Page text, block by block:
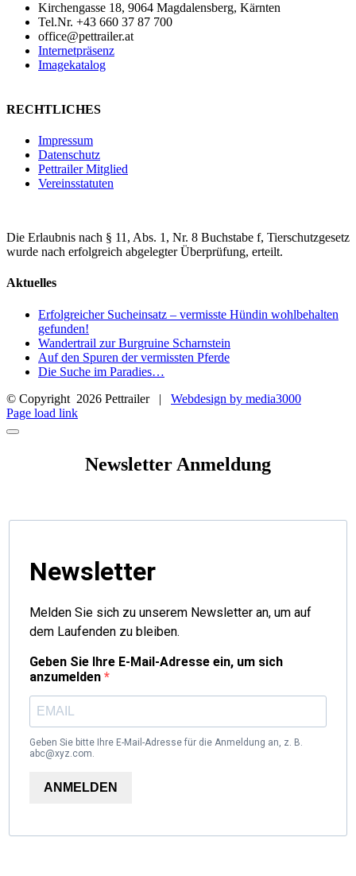
Kirchengasse 18, 9064 Magdalensberg, Kärnten
Tel.Nr. +43 660 37 87 700
office@pettrailer.at
Internetpräsenz
Imagekatalog
RECHTLICHES
Impressum
Datenschutz
Pettrailer Mitglied
Vereinsstatuten
Die Erlaubnis nach § 11, Abs. 1, Nr. 8 Buchstabe f, Tierschutzgesetz
wurde nach erfolgreich abgelegter Überprüfung, erteilt.
Aktuelles
Erfolgreicher Sucheinsatz – vermisste Hündin wohlbehalten
gefunden!
Wandertrail zur Burgruine Scharnstein
Auf den Spuren der vermissten Pferde
Die Suche im Paradies…
© Copyright 2026 Pettrailer | Webdesign by media3000
Facebook
Page load link
Newsletter Anmeldung
Newsletter
Melden Sie sich zu unserem Newsletter an, um auf
dem Laufenden zu bleiben.
Geben Sie Ihre E-Mail-Adresse ein, um sich
anzumelden
Geben Sie bitte Ihre E-Mail-Adresse für die Anmeldung an, z. B.
abc@xyz.com.
ANMELDEN